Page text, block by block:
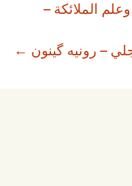
وعلم الملائكة –
– رونيه گينون ←